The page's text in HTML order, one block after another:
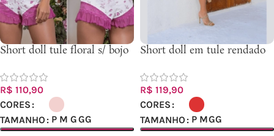
Short doll tule floral s/ bojo
R$ 110,90
CORES
TAMANHO
P M GGG
Short doll em tule rendado
R$ 119,90
CORES
TAMANHO
P MGG